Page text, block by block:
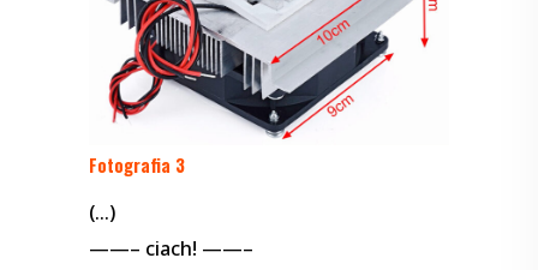
Fotografia 3
(…)
——– ciach! ——–